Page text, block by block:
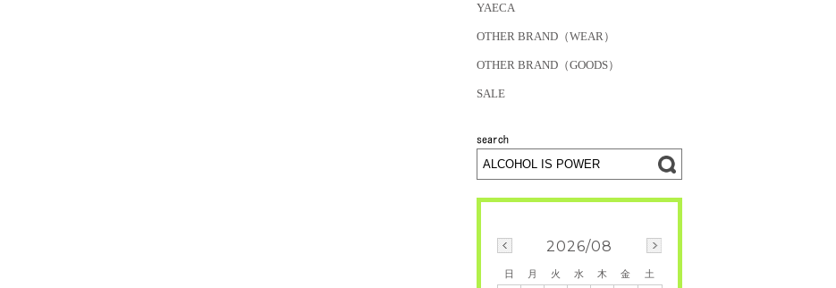
YAECA
OTHER BRAND（WEAR）
OTHER BRAND（GOODS）
SALE
2026/08
日 月 火 水 木 金
土